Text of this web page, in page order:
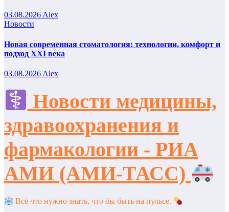
03.08.2026 Alex
Новости
Новая современная стоматология: технологии, комфорт и
подход XXI века
03.08.2026 Alex
Новости медицины,
здравоохранения и
фармакологии - РИА
АМИ (АМИ-ТАСС)
Всё что нужно знать, что бы быть на пульсе.